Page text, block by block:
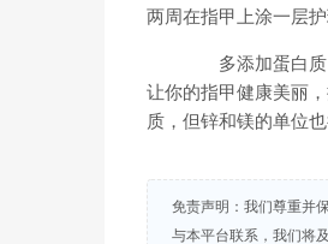
两周在指甲上涂一层
多添加蛋白质、
让你的指甲健康美丽
质，但锌和镁的单位
免责声明：我们尊重并
与本平台联系，我们将